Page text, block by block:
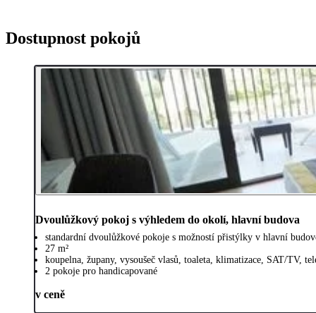
Dostupnost pokojů
Dvoulůžkový pokoj s výhledem do okolí, hlavní budova
standardní dvoulůžkové pokoje s možností přistýlky v hlavní
27 m²
koupelna, župany, vysoušeč vlasů, toaleta, klimatizace, SAT/TV,
2 pokoje pro handicapované
v ceně